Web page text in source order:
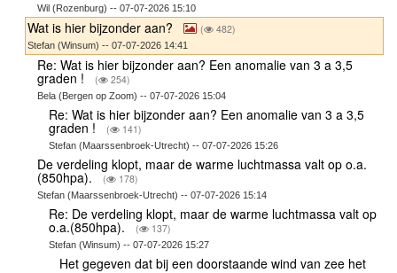
Wil (Rozenburg) -- 07-07-2026 15:10
Wat is hier bijzonder aan? ( 482)
Stefan (Winsum) -- 07-07-2026 14:41
Re: Wat is hier bijzonder aan? Een anomalie van 3 a 3,5
graden ! ( 254)
Bela (Bergen op Zoom) -- 07-07-2026 15:04
Re: Wat is hier bijzonder aan? Een anomalie van 3 a 3,5
graden ! ( 141)
Stefan (Maarssenbroek-Utrecht) -- 07-07-2026 15:26
De verdeling klopt, maar de warme luchtmassa valt op o.a.
(850hpa). ( 178)
Stefan (Maarssenbroek-Utrecht) -- 07-07-2026 15:14
Re: De verdeling klopt, maar de warme luchtmassa valt op
o.a.(850hpa). ( 137)
Stefan (Winsum) -- 07-07-2026 15:27
Het gegeven dat bij een doorstaande wind van zee het